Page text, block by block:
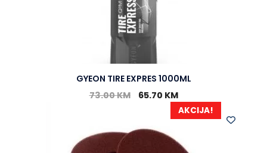
GYEON TIRE EXPRES 1000ML
73.00KM 65.70 KM
AKCIJA!